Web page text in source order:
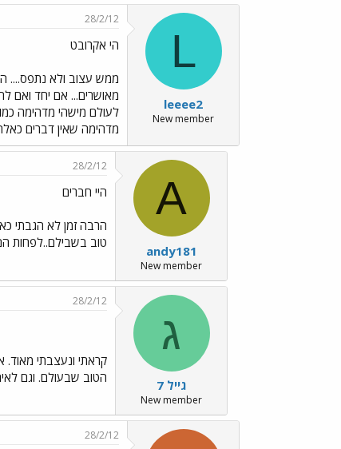
L
leeee2
New member
28/2/12
הי אקרובט
ממש עצוב ולא נתפס....
מאושרים... אם יחד ואם
לעולם מישהי מדהימה
מדהימה שאין דברים
A
andy181
New member
28/2/12
היי חברים
הרבה זמן לא הגבתי
טוב בשבילם..לפחות
ג
גייל 7
New member
28/2/12
קראתי ונעצבתי
הטוב שבעולם. וגם
28/2/12